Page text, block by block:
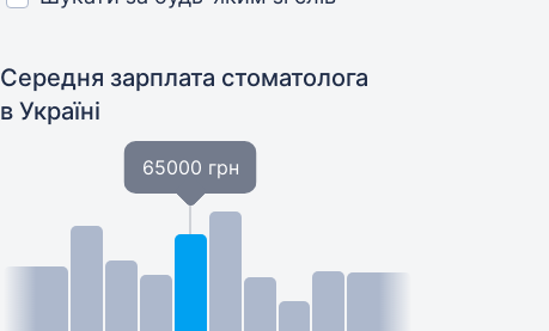
Середня зарплата стоматолога
в Україні
65000 грн